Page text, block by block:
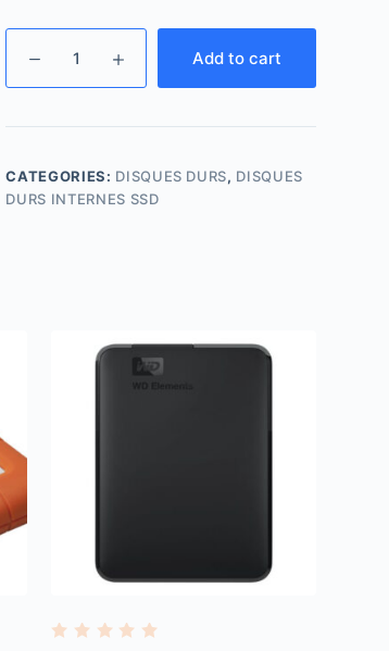
Add to cart
CATEGORIES: DISQUES DURS, DISQUES
DURS INTERNES SSD